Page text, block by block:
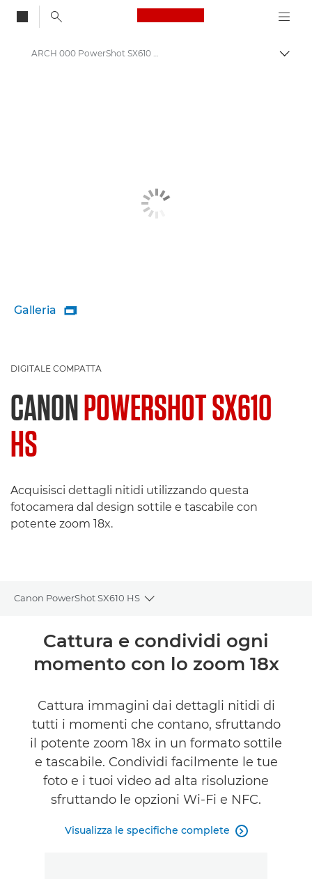
Canon Logo, back
ARCH 000 PowerShot SX610 HS
Galleria 
DIGITALE COMPATTA
CANONPOWERSHOT SX610
HS
Acquisisci dettagli nitidi utilizzando questa
fotocamera dal design sottile e tascabile con
potente zoom 18x.
Canon PowerShot SX610 HS
Toggle breadcrumbs
Panoramica
Caratteristiche
Cattura e condividi ogni
momento con lo zoom 18x
Cattura immagini dai dettagli nitidi di
tutti i momenti che contano, sfruttando
il potente zoom 18x in un formato sottile
e tascabile. Condividi facilmente le tue
foto e i tuoi video ad alta risoluzione
sfruttando le opzioni Wi-Fi e NFC.
Visualizza le specifiche complete 